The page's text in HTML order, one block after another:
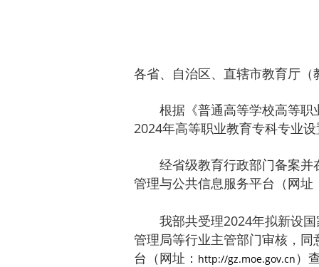
各省、自治区、直辖市教育厅
根据《普通高等学校高等
2024年高等职业教育专科专业
经省级教育行政部门备案
管理与公共信息服务平台（网址
我部共受理2024年拟新设
管理局等行业主管部门审核，
台（网址： http://gz.moe.gov.cn ）